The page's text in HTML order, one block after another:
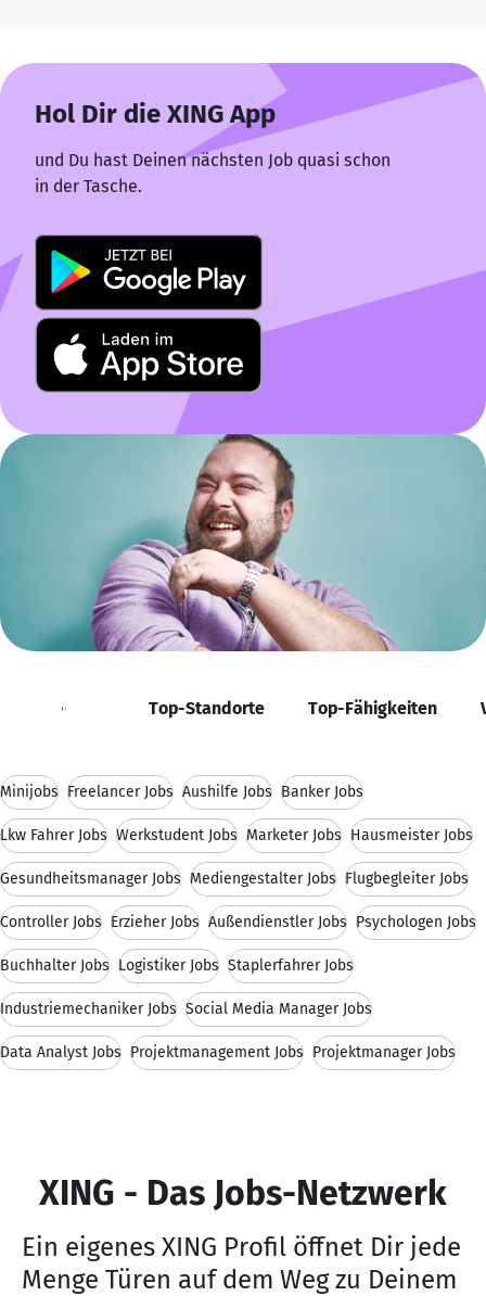
Hol Dir die XING App
und Du hast Deinen nächsten Job quasi schon
in der Tasche.
Positionen Top-Standorte Top-Fähigkeiten
Minijobs Freelancer Jobs Aushilfe Jobs Banker Jobs
Lkw Fahrer Jobs Werkstudent Jobs Marketer Jobs Hausmeister Jobs
Gesundheitsmanager Jobs Mediengestalter Jobs Flugbegleiter Jobs
Controller Jobs Erzieher Jobs Außendienstler Jobs Psychologen Jobs
Buchhalter Jobs Logistiker Jobs Staplerfahrer Jobs
Industriemechaniker Jobs Social Media Manager Jobs
Data Analyst Jobs Projektmanagement Jobs Projektmanager Jobs
XING - Das Jobs-Netzwerk
Ein eigenes XING Profil öffnet Dir jede
Menge Türen auf dem Weg zu Deinem